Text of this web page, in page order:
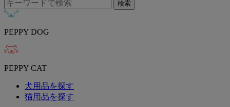
PEPPY DOG
PEPPY CAT
犬用品を探す
猫用品を探す